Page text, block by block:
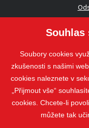
Souhlas
Soubory cookies
zkušenosti s našimi
cookies naleznete v
„Přijmout vše“
cookies. Chcete-li
můžete tak